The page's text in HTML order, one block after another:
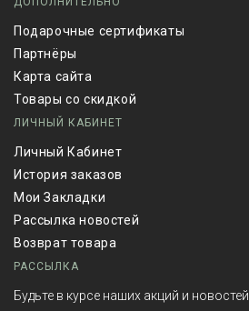
Подарочные сертификаты
Партнёры
Карта сайта
Товары со скидкой
ЛИЧНЫЙ КАБИНЕТ
Личный Кабинет
История заказов
Мои Закладки
Рассылка новостей
Возврат товара
РАССЫЛКА
Будьте в курсе наших акций и новостей